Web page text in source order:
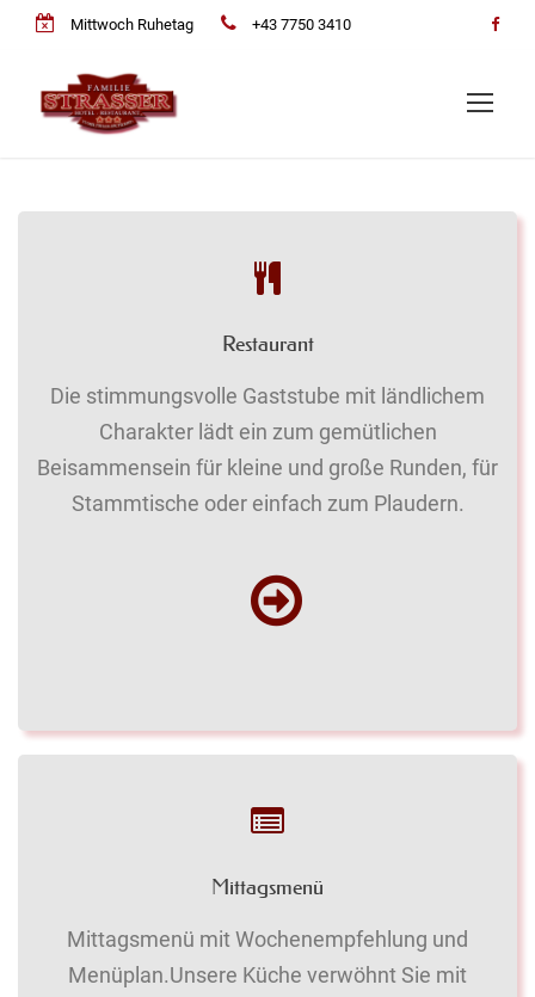
Mittwoch Ruhetag +43 7750 3410
Restaurant
Die stimmungsvolle Gaststube mit ländlichem
Charakter lädt ein zum gemütlichen
Beisammensein für kleine und große Runden, für
Stammtische oder einfach zum Plaudern.
Mittagsmenü
Mittagsmenü mit Wochenempfehlung und
Menüplan.Unsere Küche verwöhnt Sie mit